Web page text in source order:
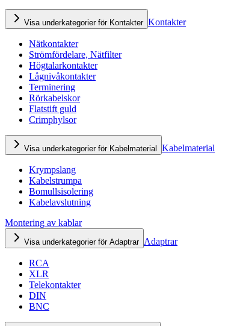
Visa underkategorier för Kontakter Kontakter
Nätkontakter
Strömfördelare, Nätfilter
Högtalarkontakter
Lågnivåkontakter
Terminering
Rörkabelskor
Flatstift guld
Crimphylsor
Visa underkategorier för Kabelmaterial Kabelmaterial
Krympslang
Kabelstrumpa
Bomullsisolering
Kabelavslutning
Montering av kablar
Visa underkategorier för Adaptrar Adaptrar
RCA
XLR
Telekontakter
DIN
BNC